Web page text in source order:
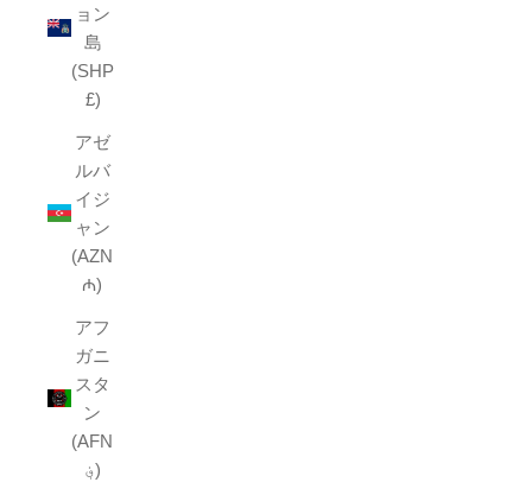
ョン
島
(SHP
£)
アゼ
ルバ
イジ
ャン
(AZN
₼)
アフ
ガニ
スタ
ン
(AFN
؋)